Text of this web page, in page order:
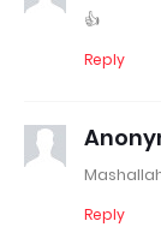
👍
Reply
Reply